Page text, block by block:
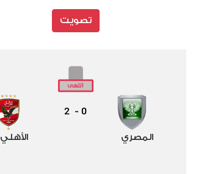
تصويت
المصري
0
-
2
الأهلي